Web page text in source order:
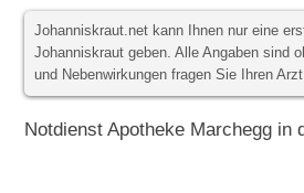
Johanniskraut.net kann Ihnen nur eine
Johanniskraut geben. Alle Angaben sind
und Nebenwirkungen fragen Sie Ihren
Notdienst Apotheke Marchegg in